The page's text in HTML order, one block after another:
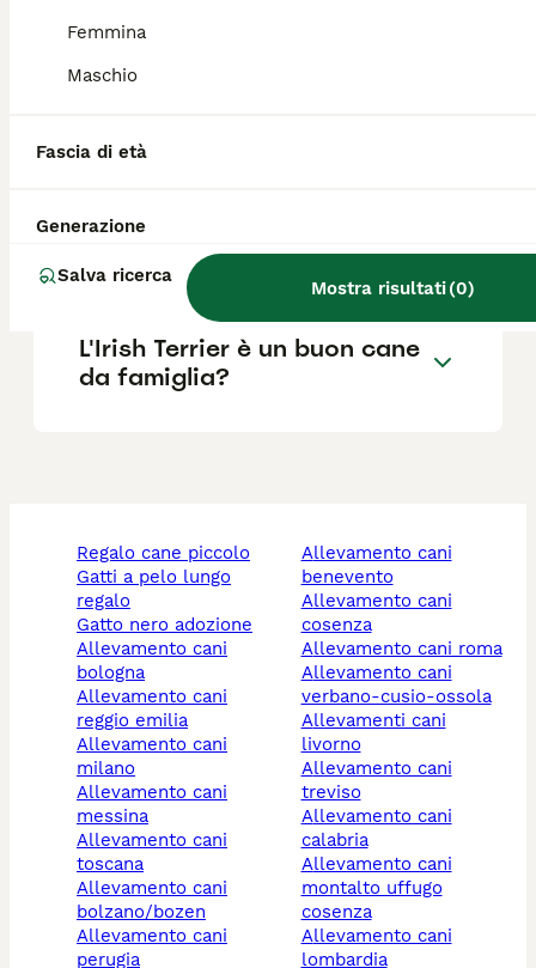
Femmina
Maschio
Fascia di età
Generazione
Salva ricerca
Mostra risultati(0)
con i cani e ama trascorrere molto tempo
Terrier?
L'Irish Terrier perde pelo?
L'Irish Terrier è un buon cane
da famiglia?
regalo cane piccolo
gatti a pelo lungo
regalo
gatto nero adozione
allevamento cani
bologna
allevamento cani
reggio emilia
allevamento cani
milano
allevamento cani
messina
allevamento cani
toscana
allevamento cani
bolzano/bozen
allevamento cani
perugia
allevamento cani
benevento
allevamento cani
cosenza
allevamento cani roma
allevamento cani
verbano-cusio-ossola
allevamenti cani
livorno
allevamento cani
treviso
allevamento cani
calabria
allevamento cani
montalto uffugo
cosenza
allevamento cani
lombardia